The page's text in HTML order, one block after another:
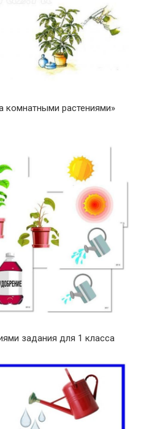
комнатными растениями»
задания для 1 класса